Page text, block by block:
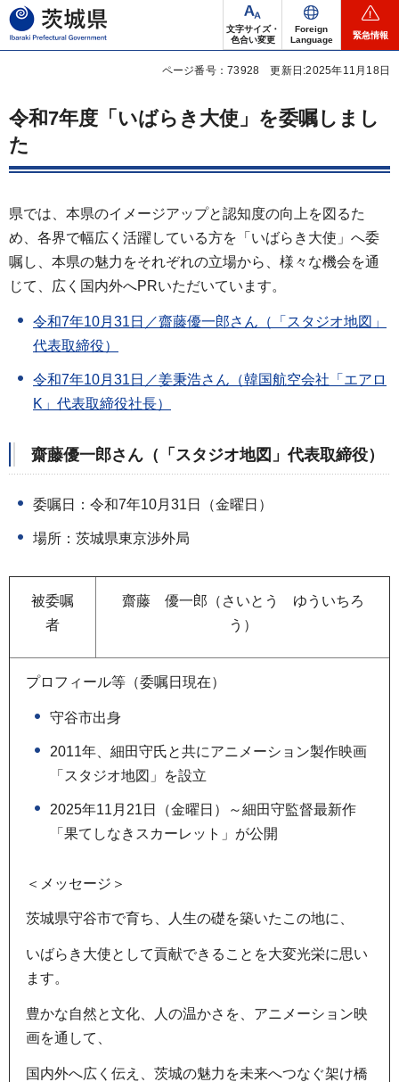
茨城県
文字サイズ・
色合い変更
Foreign
Language
緊急情報
ページ番号：73928 更新日:2025年11月18日
令和7年度「いばらき大使」を委嘱しまし
た
県では、本県のイメージアップと認知度の向上を図るた
め、各界で幅広く活躍している方を「いばらき大使」へ委
嘱し、本県の魅力をそれぞれの立場から、様々な機会を通
じて、広く国内外へPRいただいています。
令和7年10月31日／齋藤優一郎さん（「スタジオ地図」
代表取締役）
令和7年10月31日／姜秉浩さん（韓国航空会社「エアロ
K」代表取締役社長）
齋藤優一郎さん（「スタジオ地図」代表取締役）
委嘱日：令和7年10月31日（金曜日）
場所：茨城県東京渉外局
被委嘱
者
齋藤 優一郎（さいとう ゆういちろ
う）
プロフィール等（委嘱日現在）
守谷市出身
2011年、細田守氏と共にアニメーション製作映画
「スタジオ地図」を設立
2025年11月21日（金曜日）～細田守監督最新作
「果てしなきスカーレット」が公開
＜メッセージ＞
茨城県守谷市で育ち、人生の礎を築いたこの地に、
いばらき大使として貢献できることを大変光栄に思い
ます。
豊かな自然と文化、人の温かさを、アニメーション映
画を通して、
国内外へ広く伝え、茨城の魅力を未来へつなぐ架け橋